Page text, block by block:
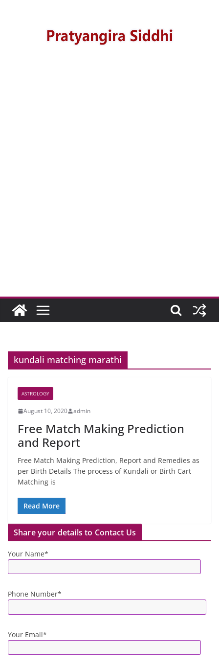
kundali matching marathi
ASTROLOGY
August 10, 2020 admin
Free Match Making Prediction
and Report
Free Match Making Prediction, Report and Remedies as
per Birth Details The process of Kundali or Birth Cart
Matching is
Read More
Share your details to Contact Us
Your Name*
Phone Number*
Your Email*